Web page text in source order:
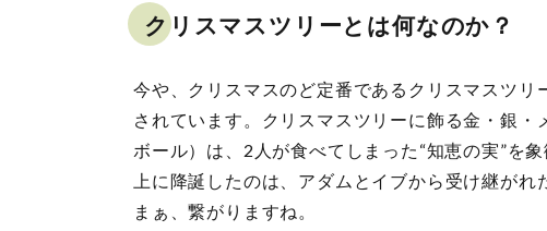
クリスマスツリーとは何なのか？
今や、クリスマスのど定番であるクリスマスツリ
されています。クリスマスツリーに飾る金・銀・
ボール）は、2人が食べてしまった“知恵の実”を
上に降誕したのは、アダムとイブから受け継がれ
まぁ、繋がりますね。